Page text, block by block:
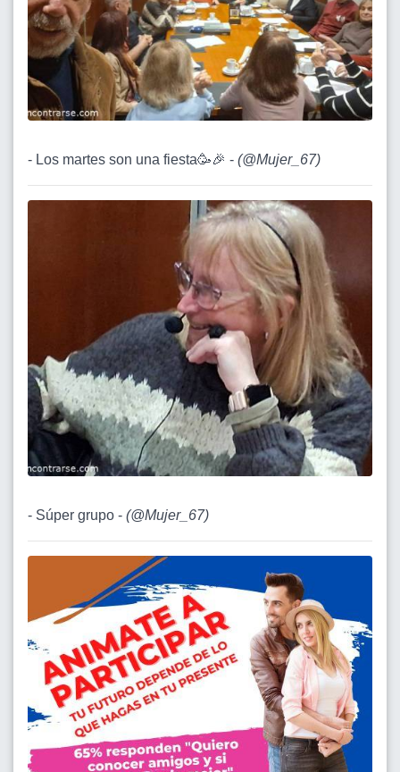
- Los martes son una fiesta🥳🎉 - (@Mujer_67)
- Súper grupo - (@Mujer_67)